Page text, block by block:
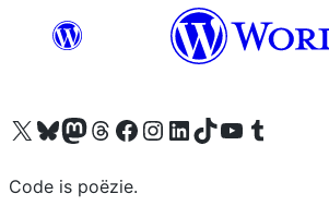
Bezoek ons X (voorheen Twitter) account
Bezoek ons Bluesky account
Bezoek ons Mastodon account
Bezoek ons Threads account
Onze Facebook pagina bezoeken
Bezoek ons Instagram account
Bezoek ons LinkedIn account
Bezoek ons TikTok account
Bezoek ons YouTube kanaalBezoek ons Tumblr account
Code is poëzie.